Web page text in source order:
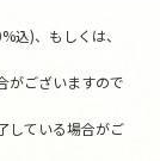
込)、もしくは、
がございますので
している場合がご